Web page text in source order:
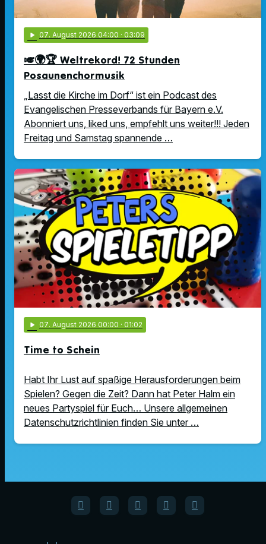
play_arrow 07. August 2026 04:00 · 03:09
🎺🌍🏆 Weltrekord! 72 Stunden
Posaunenchormusik
„Lasst die Kirche im Dorf“ ist ein Podcast des
Evangelischen Presseverbands für Bayern e.V.
Abonniert uns, liked uns, empfehlt uns weiter!!! Jeden
Freitag und Samstag spannende …
play_arrow 07. August 2026 00:00 · 01:02
Time to Schein
Habt Ihr Lust auf spaßige Herausforderungen beim
Spielen? Gegen die Zeit? Dann hat Peter Halm ein
neues Partyspiel für Euch… Unsere allgemeinen
Datenschutzrichtlinien finden Sie unter …